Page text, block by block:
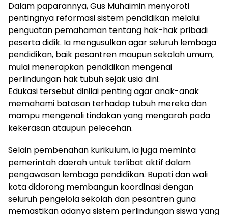
Dalam paparannya, Gus Muhaimin menyoroti
pentingnya reformasi sistem pendidikan melalui
penguatan pemahaman tentang hak-hak pribadi
peserta didik. Ia mengusulkan agar seluruh lembaga
pendidikan, baik pesantren maupun sekolah umum,
mulai menerapkan pendidikan mengenai
perlindungan hak tubuh sejak usia dini.
Edukasi tersebut dinilai penting agar anak-anak
memahami batasan terhadap tubuh mereka dan
mampu mengenali tindakan yang mengarah pada
kekerasan ataupun pelecehan.
Selain pembenahan kurikulum, ia juga meminta
pemerintah daerah untuk terlibat aktif dalam
pengawasan lembaga pendidikan. Bupati dan wali
kota didorong membangun koordinasi dengan
seluruh pengelola sekolah dan pesantren guna
memastikan adanya sistem perlindungan siswa yang